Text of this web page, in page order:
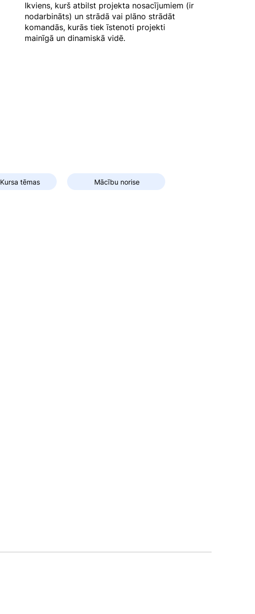
Ikviens, kurš atbilst projekta nosacījumiem (ir
nodarbināts) un strādā vai plāno strādāt
komandās, kurās tiek īstenoti projekti
mainīgā un dinamiskā vidē.
Kursa tēmas Mācību norise